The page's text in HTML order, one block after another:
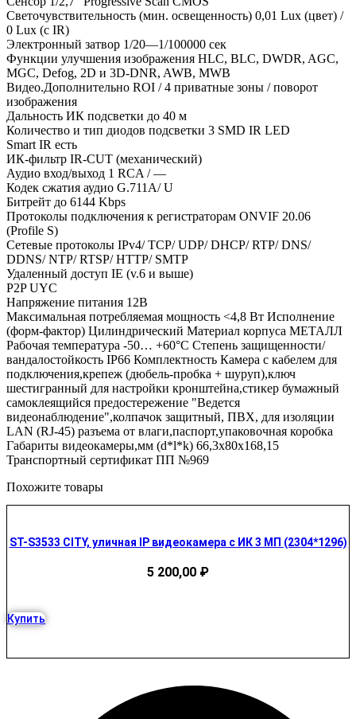
Светочувствительность (мин. освещенность) 0,01 Lux (цвет) /
0 Lux (с IR)
Электронный затвор 1/20—1/100000 сек
Функции улучшения изображения HLC, BLC, DWDR, AGC,
MGC, Defog, 2D и 3D-DNR, AWB, MWB
Видео.Дополнительно ROI / 4 приватные зоны / поворот
изображения
Дальность ИК подсветки до 40 м
Количество и тип диодов подсветки 3 SMD IR LED
Smart IR есть
ИК-фильтр IR-CUT (механический)
Аудио вход/выход 1 RCA / —
Кодек сжатия аудио G.711A/ U
Битрейт до 6144 Kbps
Протоколы подключения к регистраторам ONVIF 20.06
(Profile S)
Сетевые протоколы IPv4/ TCP/ UDP/ DHCP/ RTP/ DNS/
DDNS/ NTP/ RTSP/ HTTP/ SMTP
Удаленный доступ IE (v.6 и выше)
P2P UYC
Напряжение питания 12В
Максимальная потребляемая мощность <4,8 Вт Исполнение
(форм-фактор) Цилиндрический Материал корпуса МЕТАЛЛ
Рабочая температура -50… +60°С Степень защищенности/
вандалостойкость IP66 Комплектность Камера с кабелем для
подключения,крепеж (дюбель-пробка + шуруп),ключ
шестигранный для настройки кронштейна,cтикер бумажный
самоклеящийся предостережение "Ведется
видеонаблюдение",колпачок защитный, ПВХ, для изоляции
LAN (RJ-45) разъема от влаги,паспорт,упаковочная коробка
Габариты видеокамеры,мм (d*l*k) 66,3х80х168,15
Транспортный сертификат ПП №969
Похожите товары
ST-S3533 CITY, уличная IP видеокамера с ИК 3 МП (2304*1296)
5 200,00 ₽
Купить